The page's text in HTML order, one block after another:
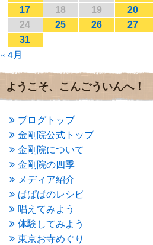
2017年1月(2)
2016年12月(4)
2016年11月(3)
2016年10月
2016年9月
2016年6月
(2)
2016年5月(3)
2016年4月
(4)
2016年3月(4)
2016年2月(5)
2016年1月(3)
2015年12月(6)
2015年11月(4)
2015年10月
(4)
2015年9月
(3)
2015年8月(4)
2015年7月(4)
2015年6月(3)
17 18 19 20
24
25 26 27
31
« 4月
ようこそ、こんごういんへ！
ブログトップ
金剛院公式トップ
金剛院について
金剛院の四季
メディア紹介
ぱぱぱのレシピ
唱えてみよう
体験してみよう
東京お寺めぐり